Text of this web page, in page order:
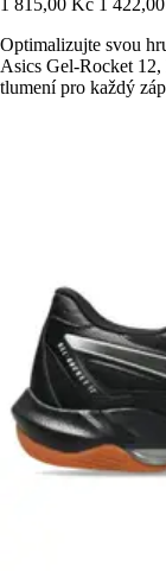
1 815,00 Kč 1
Optimalizujte svou
Asics Gel-Rocket
tlumení pro každý